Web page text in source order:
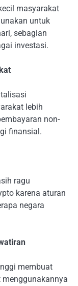
masyarakat
untuk
sebagian
investasi.
lebih
non-
finansial.
ragu
karena aturan
negara
membuat